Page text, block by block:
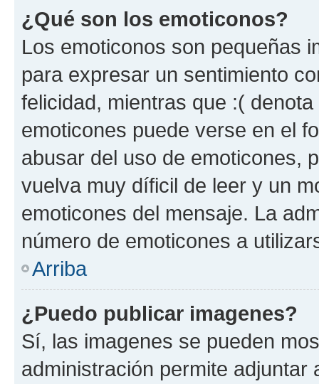
¿Qué son los emoticonos?
Los emoticonos son pequeñas
para expresar un sentimiento
felicidad, mientras que :(
emoticones puede verse en el
abusar del uso de emoticones,
vuelva muy díficil de leer y un
emoticones del mensaje. La
número de emoticones a
Arriba
¿Puedo publicar imagenes?
Sí, las imagenes se pueden
administración permite